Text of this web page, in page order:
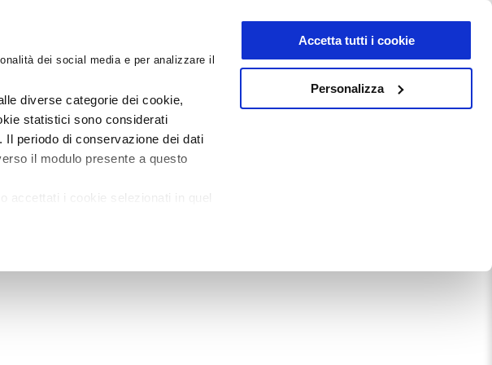
dei social media e per analizzare il
diverse categorie dei cookie,
statistici sono considerati
periodo di conservazione dei dati
il modulo presente a questo
accettati i cookie selezionati in quel
Accetta tutti i cookie
Personalizza
NEWSLETTER
DOCUMENTI 0 0